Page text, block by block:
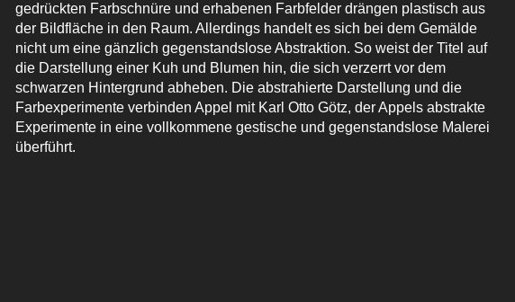
gedrückten Farbschnüre und erhabenen Farbfelder drängen plastisch aus
der Bildfläche in den Raum. Allerdings handelt es sich bei dem Gemälde
nicht um eine gänzlich gegenstandslose Abstraktion. So weist der Titel auf
die Darstellung einer Kuh und Blumen hin, die sich verzerrt vor dem
schwarzen Hintergrund abheben. Die abstrahierte Darstellung und die
Farbexperimente verbinden Appel mit Karl Otto Götz, der Appels abstrakte
Experimente in eine vollkommene gestische und gegenstandslose Malerei
überführt.